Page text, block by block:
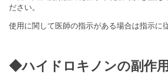
ださい。
使用に関して医師の指示がある場合は指示に
◆ハイドロキノンの副作用